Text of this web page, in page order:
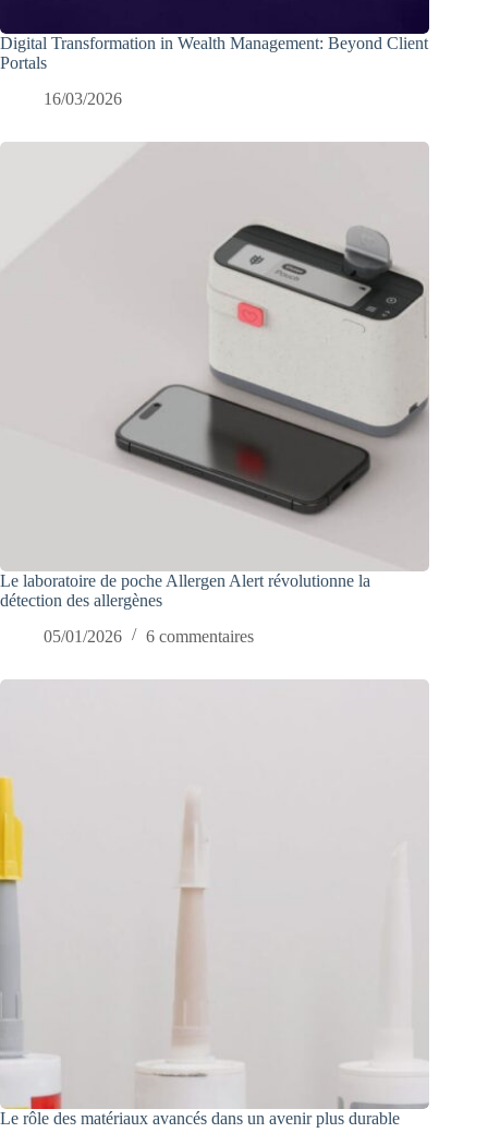
Digital Transformation in Wealth Management: Beyond Client
Portals
16/03/2026
Le laboratoire de poche Allergen Alert révolutionne la
détection des allergènes
05/01/2026
6 commentaires
Le rôle des matériaux avancés dans un avenir plus durable